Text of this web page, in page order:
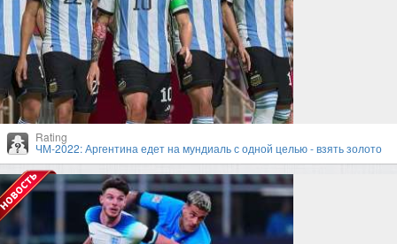
Rating
ЧМ-2022: Аргентина едет на мундиаль с одной целью - взять золото